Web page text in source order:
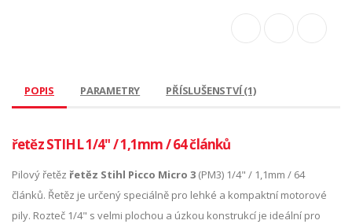
POPIS PARAMETRY PŘÍSLUŠENSTVÍ (1)
řetěz STIHL 1/4" / 1,1mm / 64 článků
Pilový řetěz řetěz Stihl Picco Micro 3 (PM3) 1/4" / 1,1mm / 64
článků. Řetěz je určený speciálně pro lehké a kompaktní motorové
pily. Rozteč 1/4" s velmi plochou a úzkou konstrukcí je ideální pro